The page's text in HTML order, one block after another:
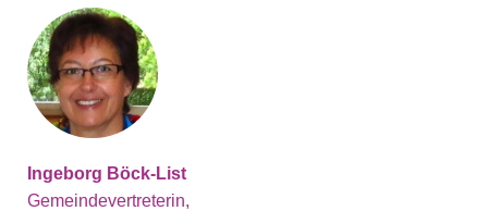
Ingeborg Böck-List
Gemeindevertreterin,